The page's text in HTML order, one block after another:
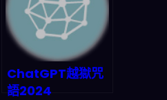
ChatGPT越獄咒
語2024